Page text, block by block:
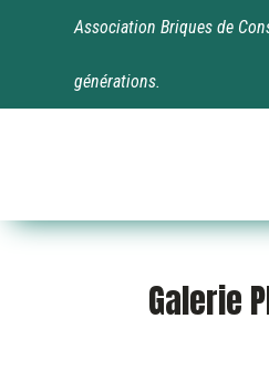
Association Briques de
générations.
Galerie